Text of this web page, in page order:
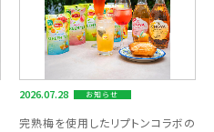
2026.07.28 お知らせ
完熟梅を使用したリプトンコラボの